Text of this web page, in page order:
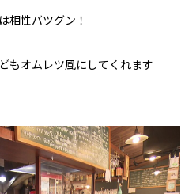
相性バツグン！
もオムレツ風にしてくれます